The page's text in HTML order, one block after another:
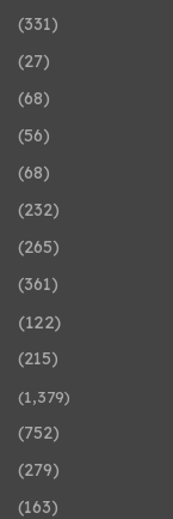
(331)
(27)
(68)
(56)
(68)
(232)
(265)
(361)
(122)
(215)
(1٬379)
(752)
(279)
(163)